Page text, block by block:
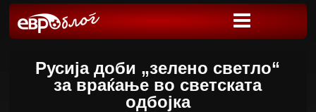
Русија доби „зелено светло“
за враќање во светската
одбојка